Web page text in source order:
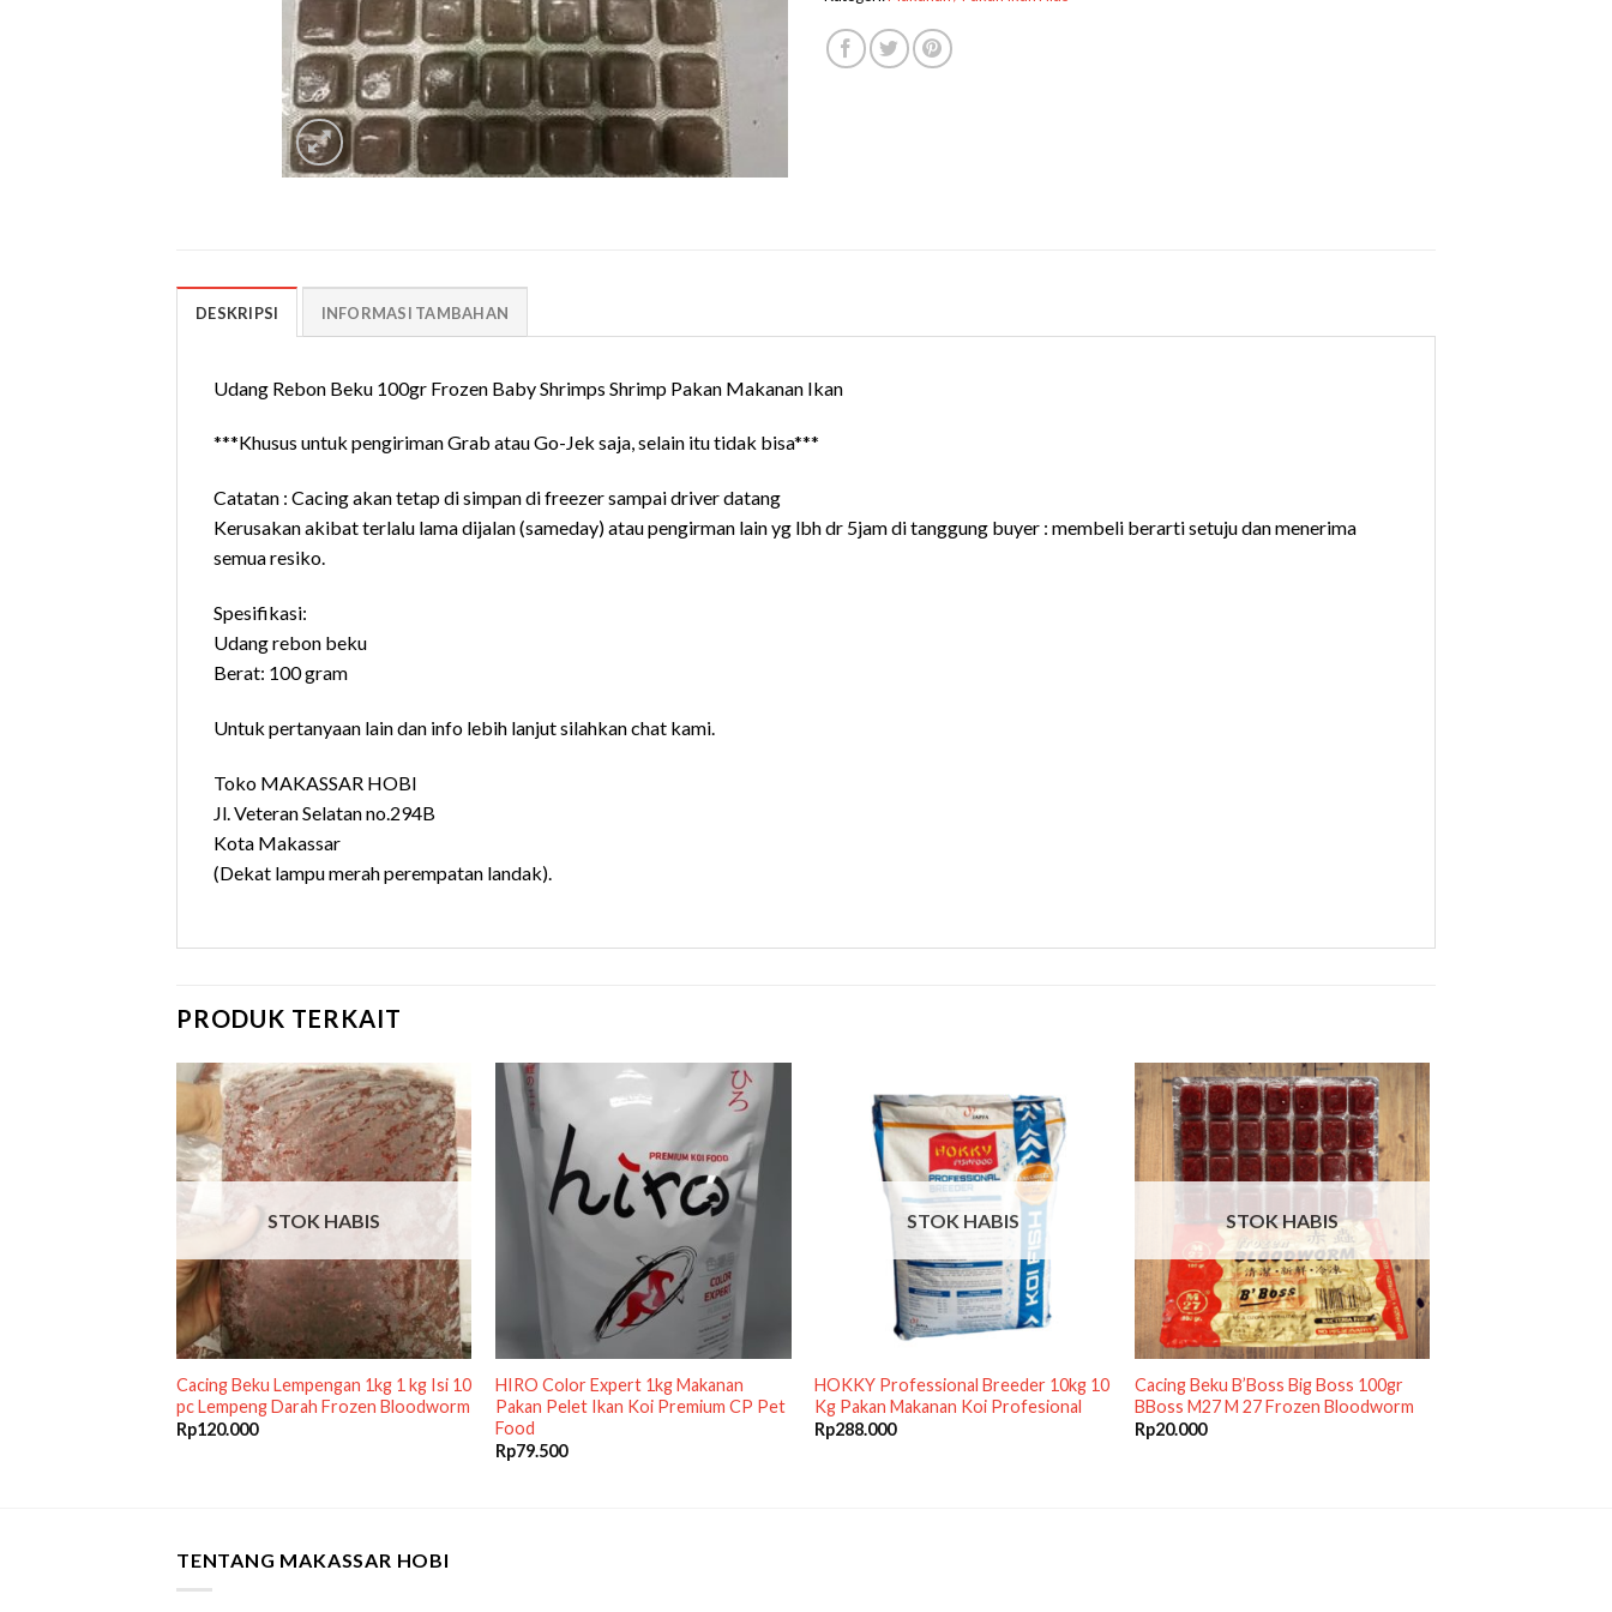
DESKRIPSI INFORMASI TAMBAHAN
Udang Rebon Beku 100gr Frozen Baby Shrimps Shrimp Pakan Makanan Ikan
***Khusus untuk pengiriman Grab atau Go-Jek saja, selain itu tidak bisa***
Catatan : Cacing akan tetap di simpan di freezer sampai driver datang
Kerusakan akibat terlalu lama dijalan (sameday) atau pengirman lain yg lbh dr 5jam di tanggung buyer : membeli berarti setuju dan menerima
semua resiko.
Spesifikasi:
Udang rebon beku
Berat: 100 gram
Untuk pertanyaan lain dan info lebih lanjut silahkan chat kami.
Toko MAKASSAR HOBI
Jl. Veteran Selatan no.294B
Kota Makassar
(Dekat lampu merah perempatan landak).
PRODUK TERKAIT
STOK HABIS
Cacing Beku Lempengan 1kg 1 kg Isi 10
pc Lempeng Darah Frozen Bloodworm
Rp120.000
HIRO Color Expert 1kg Makanan
Pakan Pelet Ikan Koi Premium CP Pet
Food
Rp79.500
STOK HABIS
HOKKY Professional Breeder 10kg 10
Kg Pakan Makanan Koi Profesional
Rp288.000
STOK HABIS
Cacing Beku B’Boss Big Boss 100gr
BBoss M27 M 27 Frozen Bloodworm
Rp20.000
TENTANG MAKASSAR HOBI